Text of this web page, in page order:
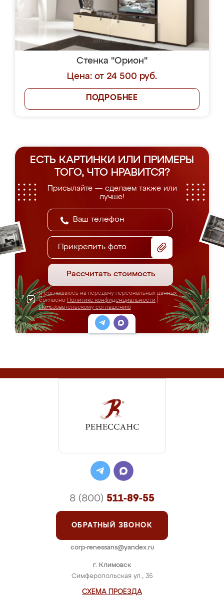
Стенка "Орион"
Цена: от 24 500 руб.
ПОДРОБНЕЕ
ЕСТЬ КАРТИНКИ ИЛИ ПРИМЕРЫ
ТОГО, ЧТО НРАВИТСЯ?
Присылайте — сделаем также или
лучше!
Прикрепить фото
Рассчитать стоимость
Я соглашаюсь на передачу персональных данных
согласно Политике конфиденциальности
Пользовательскому соглашению
г. Климовск
Симферопольская ул., 35
СХЕМА ПРОЕЗДА
8 (800) 511-89-55
ОБРАТНЫЙ ЗВОНОК
corp-renessans@yandex.ru